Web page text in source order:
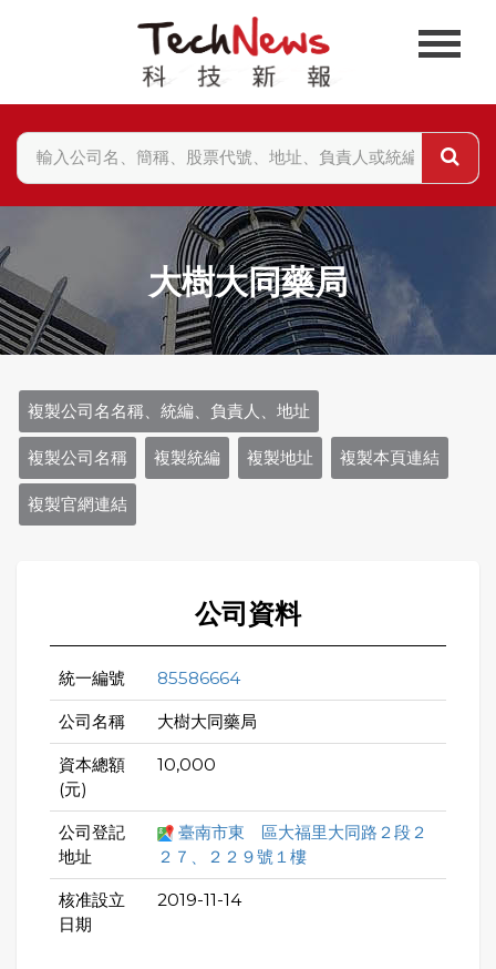
大樹大同藥局
複製公司名名稱、統編、負責人、地址
複製公司名稱 複製統編 複製地址 複製本頁連結
複製官網連結
公司資料
統一編號 85586664
公司名稱 大樹大同藥局
資本總額
(元)
10,000
公司登記
地址
臺南市東 區大福里大同路２段２
２７、２２９號１樓
核准設立
日期
2019-11-14